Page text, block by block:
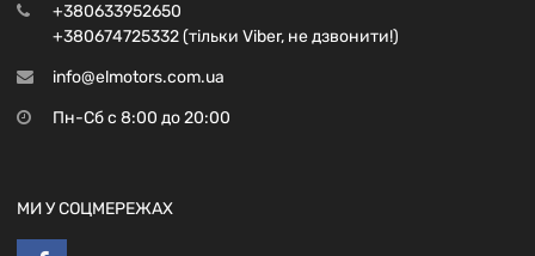
+380633952650
+380674725332 (тільки Viber, не дзвонити!)
info@elmotors.com.ua
Пн-Сб с 8:00 до 20:00
МИ У СОЦМЕРЕЖАХ